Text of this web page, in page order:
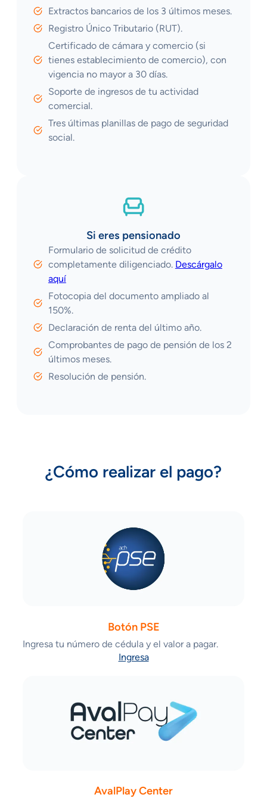
Extractos bancarios de los 3 últimos meses.
Registro Único Tributario (RUT).
Certificado de cámara y comercio (si
tienes establecimiento de comercio), con
vigencia no mayor a 30 días.
Soporte de ingresos de tu actividad
comercial.
Tres últimas planillas de pago de seguridad
social.
Si eres pensionado
Formulario de solicitud de crédito
completamente diligenciado. Descárgalo
aquí
Fotocopia del documento ampliado al
150%.
Declaración de renta del último año.
Comprobantes de pago de pensión de los 2
últimos meses.
Resolución de pensión.
¿Cómo realizar el pago?
Botón PSE
Ingresa tu número de cédula y el valor a pagar.
Ingresa
AvalPlay Center